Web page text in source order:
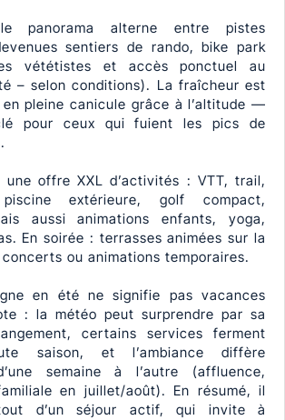
panorama alterne entre pistes
sentiers de rando, bike park
vététistes et accès ponctuel au
– selon conditions). La fraîcheur est
en pleine canicule grâce à l’altitude —
pour ceux qui fuient les pics de
une offre XXL d’activités : VTT, trail,
extérieure, golf compact,
aussi animations enfants, yoga,
En soirée : terrasses animées sur la
ou animations temporaires.
en été ne signifie pas vacances
: la météo peut surprendre par sa
certains services ferment
saison, et l’ambiance diffère
semaine à l’autre (affluence,
en juillet/août). En résumé, il
d’un séjour actif, qui invite à